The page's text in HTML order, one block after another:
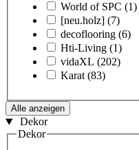
World of SPC (1)
[neu.holz] (7)
decoflooring (6)
Hti-Living (1)
vidaXL (202)
Karat (83)
Alle anzeigen
Dekor
Dekor